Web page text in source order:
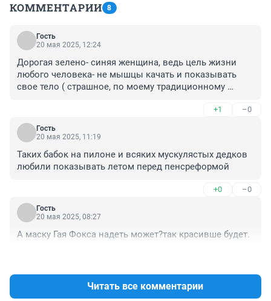
КОММЕНТАРИИ 8
Гость
20 мая 2025, 12:24
Дорогая зелено- синяя женщина, ведь цель жизни
любого человека- не мышцы качать и показывать
свое тело ( страшное, по моему традиционному
в храм с внучкой не ходишь, Бога не благодаришь за
все его милости к тебе?!
+1 –0
Гость
20 мая 2025, 11:19
Таких бабок на пилоне и всяких мускулястых дедков
любили показывать летом перед пенсреформой
+0 –0
Гость
20 мая 2025, 08:27
А маску Гая Фокса надеть может?так красивше будет.
Читать все комментарии